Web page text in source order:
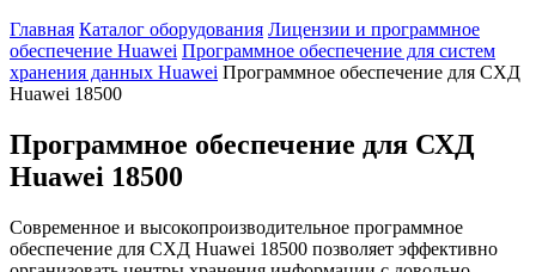
Главная Каталог оборудования Лицензии и программное
обеспечение Huawei Программное обеспечение для систем
хранения данных Huawei Программное обеспечение для СХД
Huawei 18500
Программное обеспечение для СХД
Huawei 18500
Современное и высокопроизводительное программное
обеспечение для СХД Huawei 18500 позволяет эффективно